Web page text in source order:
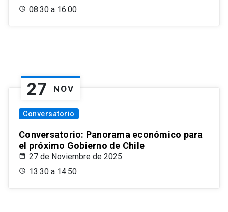
08:30 a 16:00
27 NOV
Conversatorio
Conversatorio: Panorama económico para
el próximo Gobierno de Chile
27 de Noviembre de 2025
13:30 a 14:50